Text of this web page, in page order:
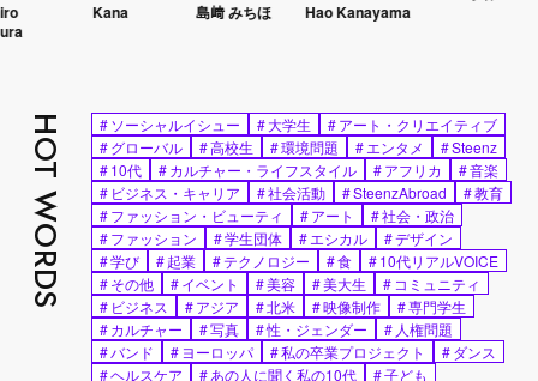
島﨑 みちほ Hao Kanayama
HOT WORDS #ソーシャルイシュー #大学生 #アート・クリエイティブ
#グローバル #高校生 #環境問題 #エンタメ #Steenz
#10代 #カルチャー・ライフスタイル #アフリカ #音楽
# ビジネス・キャリア #社会活動 #SteenzAbroad #教育
#ファッション・ビューティ #アート #社会・政治
#ファッション #学生団体 #エシカル #デザイン
#学び #起業 #テクノロジー #食 #10代リアルVOICE
#その他 #イベント #美容 #美大生 # コミュニティ
# ビジネス #アジア #北米 #映像制作 #専門学生
#カルチャー #写真 #性・ジェンダー # 人権問題
#バンド #ヨーロッパ #私の卒業プロジェクト #ダンス
#ヘルスケア #あの人に聞く私の10代 #子ども